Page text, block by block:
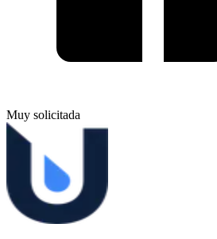
Muy solicitada